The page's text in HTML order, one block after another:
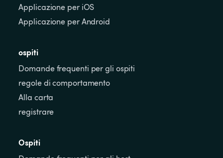
Applicazione per iOS
Applicazione per Android
ospiti
Domande frequenti per gli ospiti
regole di comportamento
Alla carta
registrare
Ospiti